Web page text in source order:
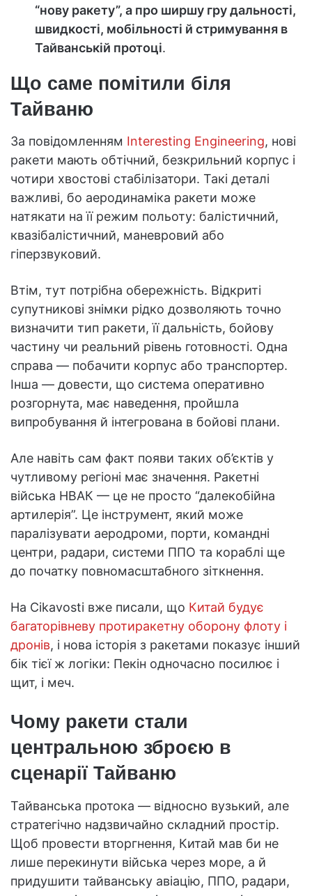
“нову ракету”, а про ширшу гру дальності,
швидкості, мобільності й стримування в
Тайванській протоці.
Що саме помітили біля
Тайваню
За повідомленням Interesting Engineering, нові
ракети мають обтічний, безкрильний корпус і
чотири хвостові стабілізатори. Такі деталі
важливі, бо аеродинаміка ракети може
натякати на її режим польоту: балістичний,
квазібалістичний, маневровий або
гіперзвуковий.
Втім, тут потрібна обережність. Відкриті
супутникові знімки рідко дозволяють точно
визначити тип ракети, її дальність, бойову
частину чи реальний рівень готовності. Одна
справа — побачити корпус або транспортер.
Інша — довести, що система оперативно
розгорнута, має наведення, пройшла
випробування й інтегрована в бойові плани.
Але навіть сам факт появи таких об’єктів у
чутливому регіоні має значення. Ракетні
війська НВАК — це не просто “далекобійна
артилерія”. Це інструмент, який може
паралізувати аеродроми, порти, командні
центри, радари, системи ППО та кораблі ще
до початку повномасштабного зіткнення.
На Cikavosti вже писали, що Китай будує
багаторівневу протиракетну оборону флоту і
дронів, і нова історія з ракетами показує інший
бік тієї ж логіки: Пекін одночасно посилює і
щит, і меч.
Чому ракети стали
центральною зброєю в
сценарії Тайваню
Тайванська протока — відносно вузький, але
стратегічно надзвичайно складний простір.
Щоб провести вторгнення, Китай мав би не
лише перекинути війська через море, а й
придушити тайванську авіацію, ППО, радари,